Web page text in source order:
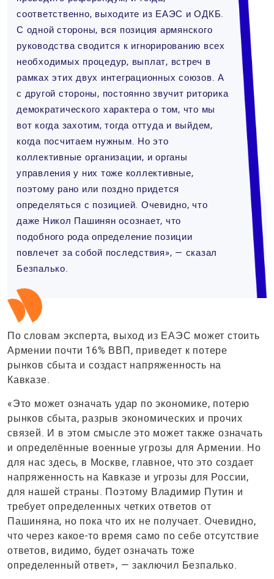
соответственно, выходите из ЕАЭС и ОДКБ.
С одной стороны, вся позиция армянского
руководства сводится к игнорированию всех
необходимых процедур, выплат, встреч в
рамках этих двух интеграционных союзов. А
с другой стороны, постоянно звучит риторика
демократического характера о том, что мы
вот когда захотим, тогда оттуда и выйдем,
когда посчитаем нужным. Но это
коллективные организации, и органы
управления у них тоже коллективные,
поэтому рано или поздно придется
определяться с позицией. Очевидно, что
даже Никол Пашинян осознает, что
подобного рода определение позиции
повлечет за собой последствия», — сказал
Безпалько.
По словам эксперта, выход из ЕАЭС может стоить
Армении почти 16% ВВП, приведет к потере
рынков сбыта и создаст напряженность на
Кавказе.
«Это может означать удар по экономике, потерю
рынков сбыта, разрыв экономических и прочих
связей. И в этом смысле это может также означать
и определённые военные угрозы для Армении. Но
для нас здесь, в Москве, главное, что это создает
напряженность на Кавказе и угрозы для России,
для нашей страны. Поэтому Владимир Путин и
требует определенных четких ответов от
Пашиняна, но пока что их не получает. Очевидно,
что через какое-то время само по себе отсутствие
ответов, видимо, будет означать тоже
определенный ответ», — заключил Безпалько.